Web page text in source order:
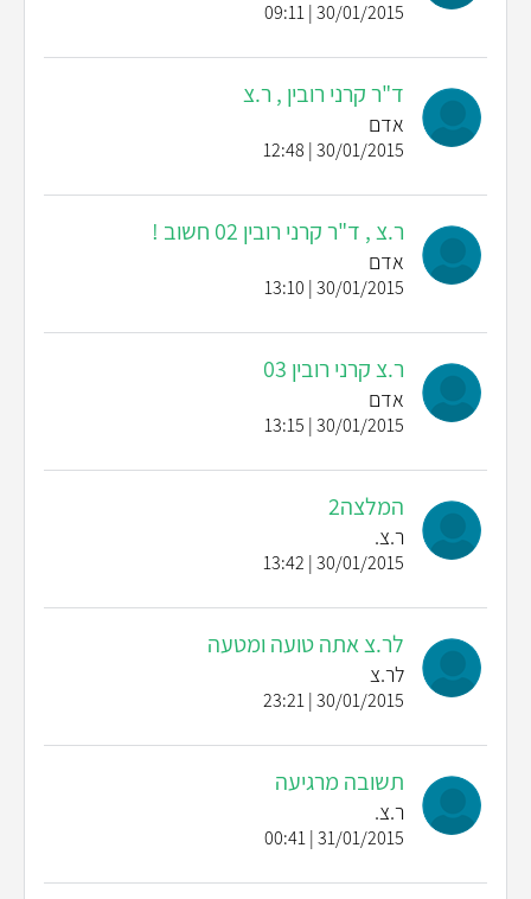
30/01/2015 | 09:11
ד"ר קרני רובין , ר.צ
אדם
30/01/2015 | 12:48
ר.צ , ד"ר קרני רובין 02 חשוב !
אדם
30/01/2015 | 13:10
ר.צ קרני רובין 03
אדם
30/01/2015 | 13:15
המלצה2
ר.צ.
30/01/2015 | 13:42
לר.צ אתה טועה ומטעה
לר.צ
30/01/2015 | 23:21
תשובה מרגיעה
ר.צ.
31/01/2015 | 00:41